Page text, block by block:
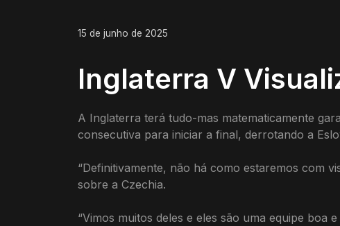
15 de junho de 2025
Inglaterra V
A Inglaterra terá tudo-mas matematicamente
consecutiva para iniciar a final, derrotando a
“Definitivamente, não há como estaremos com
sobre a Czechia.
“Vimos muitos deles e eles são uma equipe boa